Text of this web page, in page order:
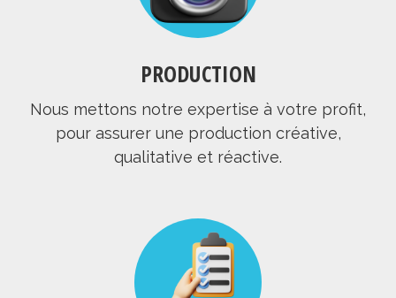
PRODUCTION
Nous mettons notre expertise à votre profit,
pour assurer une production créative,
qualitative et réactive.